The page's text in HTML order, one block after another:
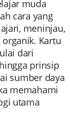
muda
cara yang
meninjau,
Kartu
dari
prinsip
sumber daya
memahami
utama